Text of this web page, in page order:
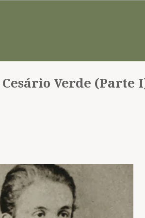
Verde (Parte